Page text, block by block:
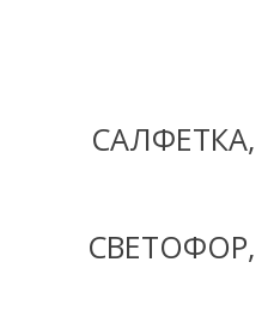
САЛФЕТКА,
СВЕТОФОР,